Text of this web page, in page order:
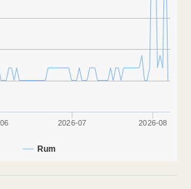
Rum
2026-07 2026-08